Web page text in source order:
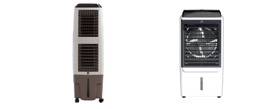
6.800.000 ₫.là:
4.760.000 ₫.